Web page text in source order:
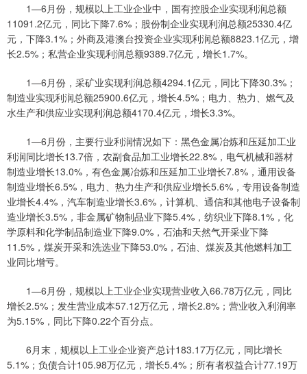
1—6月份，规模以上工业企业中，国有控股企业实现利润总额
11091.2亿元，同比下降7.6%；股份制企业实现利润总额25330.4亿
元，下降3.1%；外商及港澳台投资企业实现利润总额8823.1亿元，增
长2.5%；私营企业实现利润总额9389.7亿元，增长1.7%。
1—6月份，采矿业实现利润总额4294.1亿元，同比下降30.3%；
制造业实现利润总额25900.6亿元，增长4.5%；电力、热力、燃气及
水生产和供应业实现利润总额4170.4亿元，增长3.3%。
1—6月份，主要行业利润情况如下：黑色金属冶炼和压延加工业
利润同比增长13.7倍，农副食品加工业增长22.8%，电气机械和器材
制造业增长13.0%，有色金属冶炼和压延加工业增长7.8%，通用设备
制造业增长6.5%，电力、热力生产和供应业增长5.6%，专用设备制造
业增长4.4%，汽车制造业增长3.6%，计算机、通信和其他电子设备制
造业增长3.5%，非金属矿物制品业下降5.4%，纺织业下降8.1%，化
学原料和化学制品制造业下降9.0%，石油和天然气开采业下降
11.5%，煤炭开采和洗选业下降53.0%，石油、煤炭及其他燃料加工
业同比增亏。
1—6月份，规模以上工业企业实现营业收入66.78万亿元，同比
增长2.5%；发生营业成本57.12万亿元，增长2.8%；营业收入利润率
为5.15%，同比下降0.22个百分点。
6月末，规模以上工业企业资产总计183.17万亿元，同比增长
5.1%；负债合计105.98万亿元，增长5.4%；所有者权益合计77.19万